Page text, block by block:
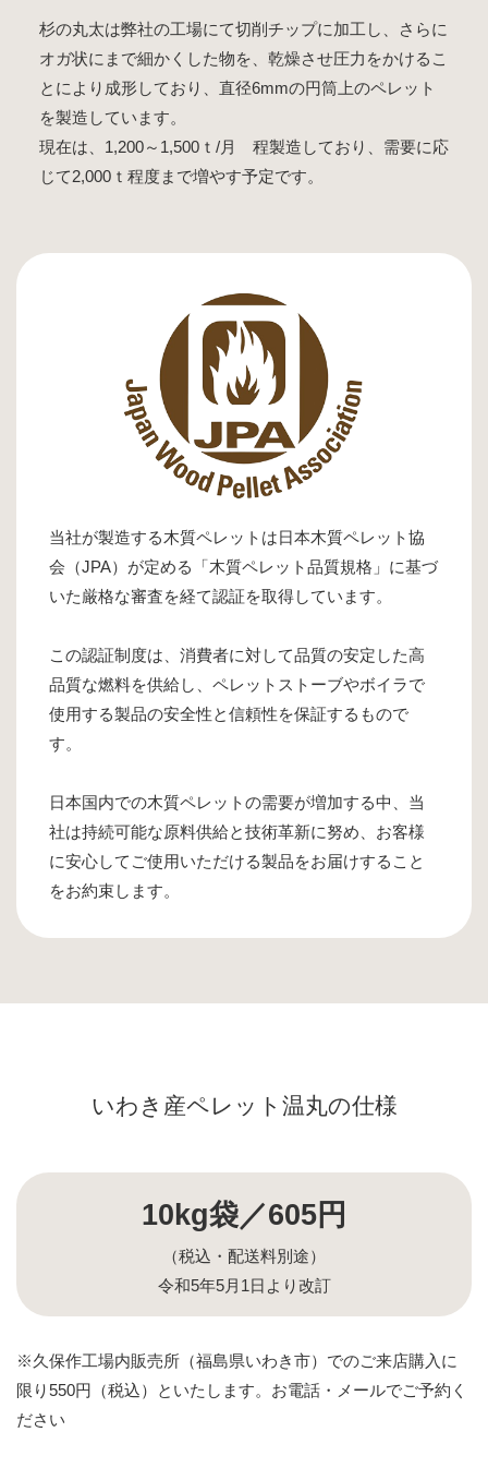
杉の丸太は弊社の工場にて切削チップに加工し、さらに
オガ状にまで細かくした物を、乾燥させ圧力をかけるこ
とにより成形しており、直径6mmの円筒上のペレット
を製造しています。
現在は、1,200～1,500ｔ/月 程製造しており、需要に応
じて2,000ｔ程度まで増やす予定です。
当社が製造する木質ペレットは日本木質ペレット協
会（JPA）が定める「木質ペレット品質規格」に基づ
いた厳格な審査を経て認証を取得しています。
この認証制度は、消費者に対して品質の安定した高
品質な燃料を供給し、ペレットストーブやボイラで
使用する製品の安全性と信頼性を保証するもので
す。
日本国内での木質ペレットの需要が増加する中、当
社は持続可能な原料供給と技術革新に努め、お客様
に安心してご使用いただける製品をお届けすること
をお約束します。
いわき産ペレット温丸の仕様
10kg袋／605円
（税込・配送料別途）
令和5年5月1日より改訂
※久保作工場内販売所（福島県いわき市）でのご来店購入に
限り550円（税込）といたします。お電話・メールでご予約く
ださい